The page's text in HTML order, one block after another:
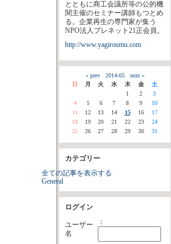
とともに商工会議所等の公的機
関主催のセミナー講師もつとめ
る。企業再生の専門家が集う
NPO法人プレネット21正会員。
http://www.yagiroumu.com
« prev 2014-05
next »
日
月 火 水 木 金
土
1
2
3
4
5 6 7 8 9
10
11
12 13 14 15 16
17
18
19 20 21 22 23
24
25
26 27 28 29 30 31
カテゴリー
全ての記事を表示する
General
ログイン
ユーザー
名
：